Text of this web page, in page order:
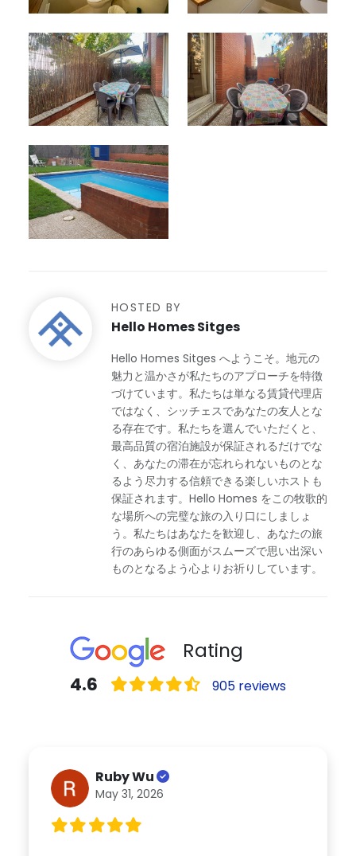
HOSTED BY
Hello Homes Sitges
Hello Homes Sitges へようこそ。地元の
魅力と温かさが私たちのアプローチを特徴
づけています。私たちは単なる賃貸代理店
ではなく、シッチェスであなたの友人とな
る存在です。私たちを選んでいただくと、
最高品質の宿泊施設が保証されるだけでな
く、あなたの滞在が忘れられないものとな
るよう尽力する信頼できる楽しいホストも
保証されます。Hello Homes をこの牧歌的
な場所への完璧な旅の入り口にしましょ
う。私たちはあなたを歓迎し、あなたの旅
行のあらゆる側面がスムーズで思い出深い
ものとなるよう心よりお祈りしています。
Rating
4.6 905 reviews
Ruby Wu
May 31, 2026